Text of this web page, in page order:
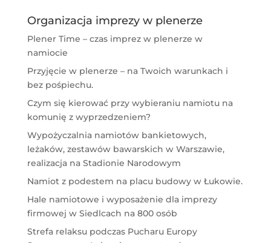
Organizacja imprezy w plenerze
Plener Time – czas imprez w plenerze w
namiocie
Przyjęcie w plenerze – na Twoich warunkach i
bez pośpiechu.
Czym się kierować przy wybieraniu namiotu na
komunię z wyprzedzeniem?
Wypożyczalnia namiotów bankietowych,
leżaków, zestawów bawarskich w Warszawie,
realizacja na Stadionie Narodowym
Namiot z podestem na placu budowy w Łukowie.
Hale namiotowe i wyposażenie dla imprezy
firmowej w Siedlcach na 800 osób
Strefa relaksu podczas Pucharu Europy